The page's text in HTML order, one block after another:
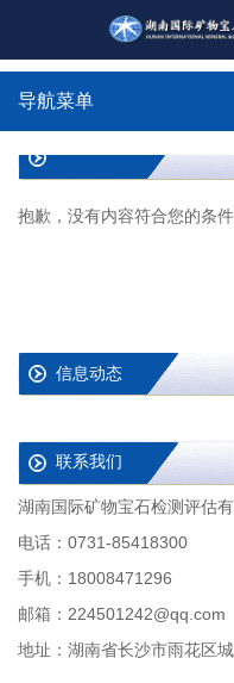
导航菜单
抱歉，没有内容符合您的条件
信息动态
联系我们
湖南国际矿物宝石检测评估
电话：0731-85418300
手机：18008471296
邮箱：224501242@qq.com
地址：湖南省长沙市雨花区